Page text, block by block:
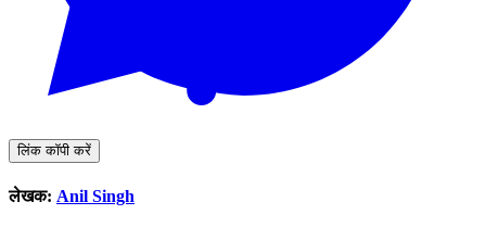
लिंक कॉपी करें
लेखक: Anil Singh